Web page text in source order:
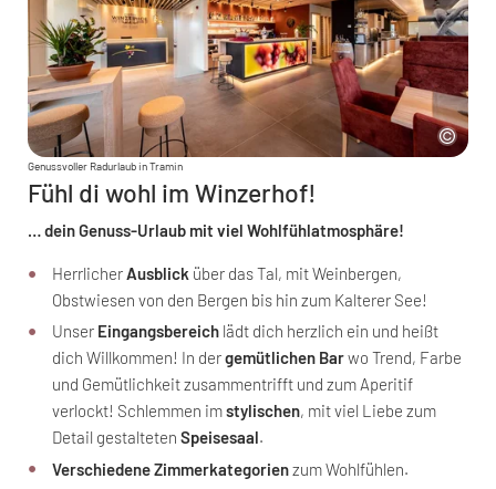
Genussvoller Radurlaub in Tramin
Fühl di wohl im Winzerhof!
… dein Genuss-Urlaub mit viel Wohlfühlatmosphäre!
HerrlicherAusblick über das Tal, mit Weinbergen,
Obstwiesen von den Bergen bis hin zum Kalterer See!
Unser Eingangsbereich lädt dich herzlich ein und heißt
dich Willkommen! In dergemütlichen Barwo Trend, Farbe
und Gemütlichkeit zusammentrifft und zum Aperitif
verlockt! Schlemmen imstylischen, mit viel Liebe zum
Detail gestaltetenSpeisesaal.
Verschiedene Zimmerkategorienzum Wohlfühlen.